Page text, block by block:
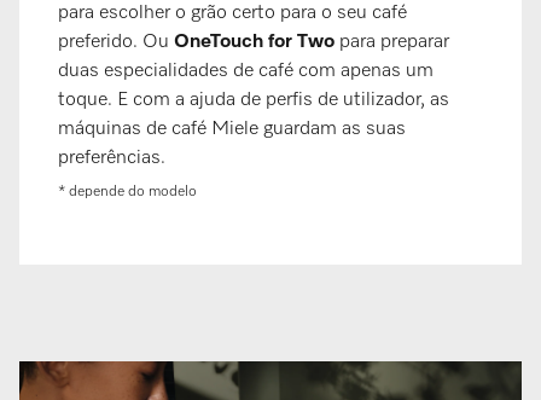
para escolher o grão certo para o seu café
preferido. Ou OneTouch for Two para preparar
duas especialidades de café com apenas um
toque. E com a ajuda de perfis de utilizador, as
máquinas de café Miele guardam as suas
preferências.
* depende do modelo